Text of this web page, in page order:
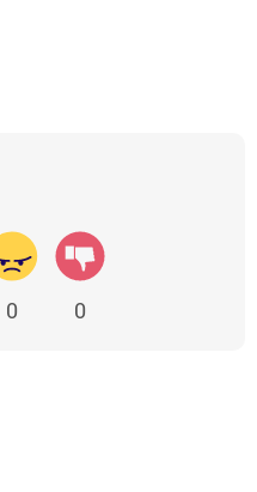
0 0